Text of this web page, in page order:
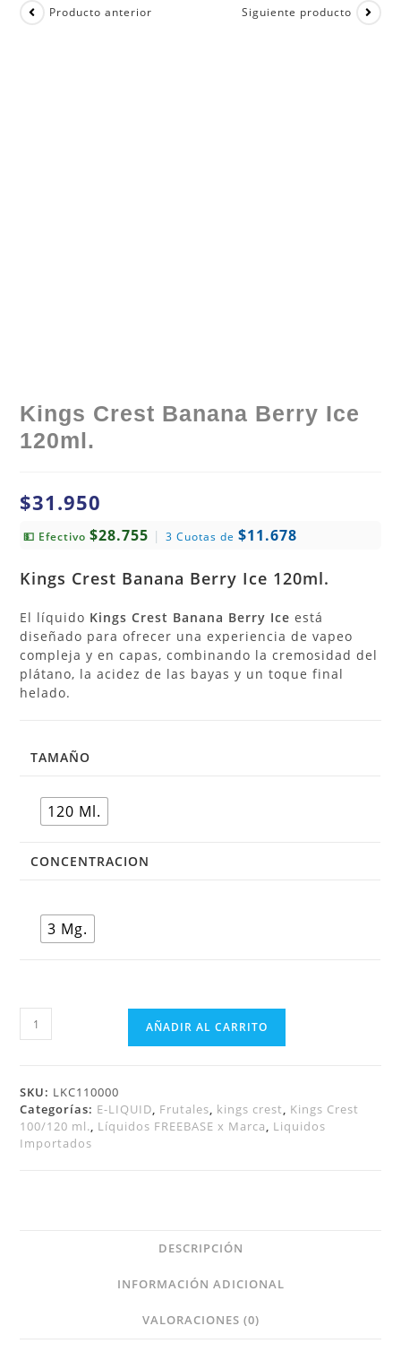
Producto anterior Siguiente producto
Kings Crest Banana Berry Ice
120ml.
$31.950
💵 Efectivo$28.755 | 3 Cuotas de$11.678
Kings Crest Banana Berry Ice 120ml.
El líquido Kings Crest Banana Berry Ice está
diseñado para ofrecer una experiencia de vapeo
compleja y en capas, combinando la cremosidad del
plátano, la acidez de las bayas y un toque final
helado.
TAMAÑO
120 Ml.
CONCENTRACION
3 Mg.
AÑADIR AL CARRITO
SKU: LKC110000
Categorías: E-LIQUID, Frutales, kings crest, Kings Crest
100/120 ml., Líquidos FREEBASE x Marca, Liquidos
Importados
DESCRIPCIÓN
INFORMACIÓN ADICIONAL
VALORACIONES (0)